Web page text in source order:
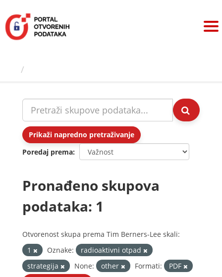
sadržaj
Prikaži napredno pretraživanje
Poredaj prema
Pronađeno skupova
podataka: 1
Otvorenost skupa prema Tim Berners-Lee skali:
1
Oznake:
radioaktivni otpad
strategija
None: other Formati:
PDF